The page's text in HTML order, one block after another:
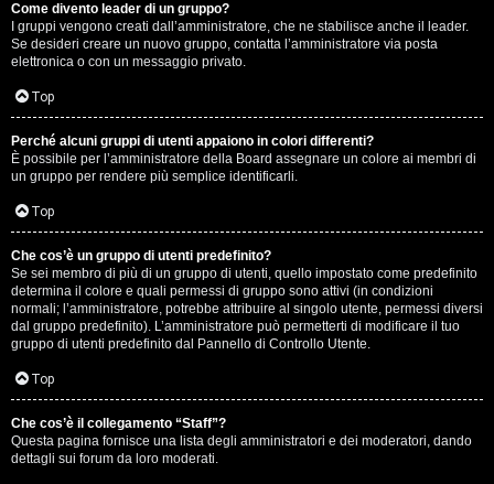
Come divento leader di un gruppo?
I gruppi vengono creati dall’amministratore, che ne stabilisce anche il leader.
Se desideri creare un nuovo gruppo, contatta l’amministratore via posta
elettronica o con un messaggio privato.
Top
Perché alcuni gruppi di utenti appaiono in colori differenti?
È possibile per l’amministratore della Board assegnare un colore ai membri di
un gruppo per rendere più semplice identificarli.
Top
Che cos’è un gruppo di utenti predefinito?
Se sei membro di più di un gruppo di utenti, quello impostato come predefinito
determina il colore e quali permessi di gruppo sono attivi (in condizioni
normali; l’amministratore, potrebbe attribuire al singolo utente, permessi diversi
dal gruppo predefinito). L’amministratore può permetterti di modificare il tuo
gruppo di utenti predefinito dal Pannello di Controllo Utente.
Top
Che cos’è il collegamento “Staff”?
Questa pagina fornisce una lista degli amministratori e dei moderatori, dando
dettagli sui forum da loro moderati.
D
i
t
u
t
t
o
u
n
p
ò